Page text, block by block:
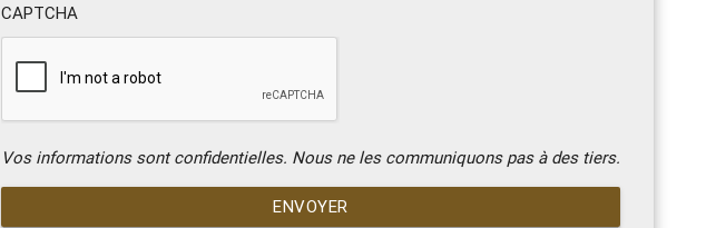
CAPTCHA
Vos informations sont confidentielles. Nous ne les communiquons pas à des tiers.
ENVOYER